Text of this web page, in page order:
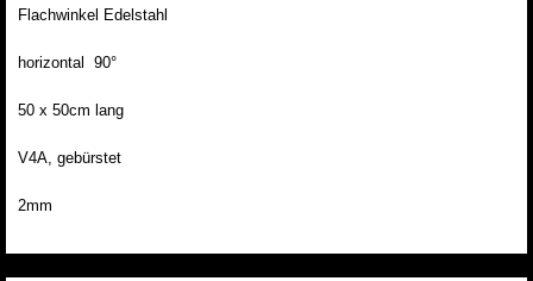
Flachwinkel Edelstahl
horizontal 90°
50 x 50cm lang
V4A, gebürstet
2mm